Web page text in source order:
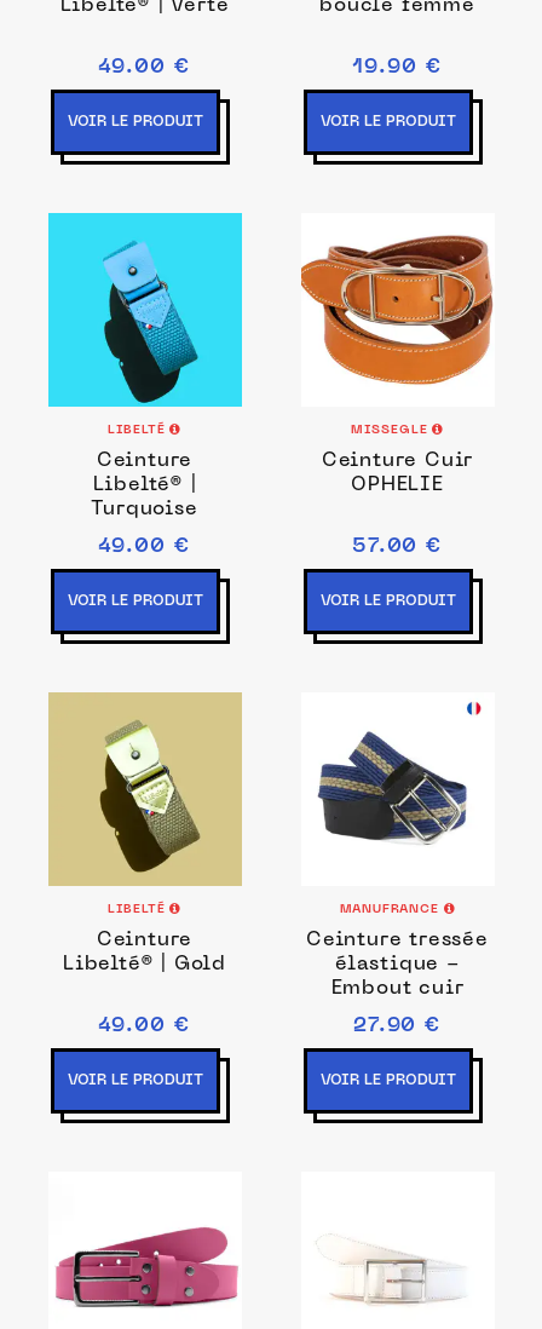
Libelté® | Verte
49.00 €
VOIR LE PRODUIT
boucle femme
19.90 €
VOIR LE PRODUIT
LIBELTÉ
Ceinture
Libelté® |
Turquoise
49.00 €
VOIR LE PRODUIT
MISSEGLE
Ceinture Cuir
OPHELIE
57.00 €
VOIR LE PRODUIT
LIBELTÉ
Ceinture
Libelté® | Gold
49.00 €
VOIR LE PRODUIT
MANUFRANCE
Ceinture tressée
élastique -
Embout cuir
27.90 €
VOIR LE PRODUIT